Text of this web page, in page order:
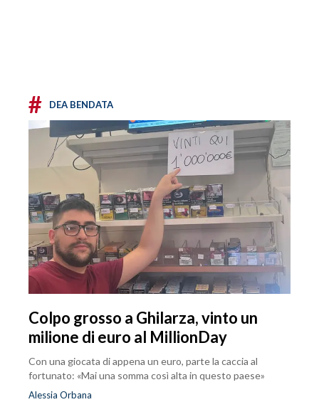
# DEA BENDATA
Colpo grosso a Ghilarza, vinto un
milione di euro al MillionDay
Con una giocata di appena un euro, parte la caccia al
fortunato: «Mai una somma così alta in questo paese»
Alessia Orbana